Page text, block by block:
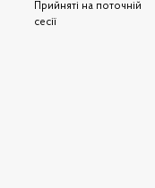
Прийняті на поточній
сесії